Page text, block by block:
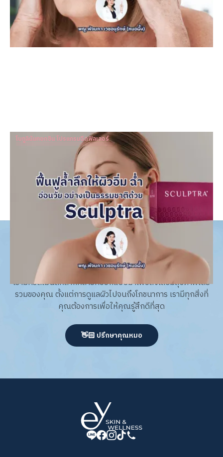
โบทูลินัมทอกซิน โปรแกรมฉีดฟิลเลอร์
ฟื้นฟูล้ำลึกให้ผิวอิ่ม ฉ่ำ อ่อนวัย อย่างเป็นธรรมชาติด้วย
Dr. Patnapa Vejanurug
Jan 11, 2024
acne & acne scar expert
เรามีทรีตเมนต์หลากหลายที่ออกแบบมาเพื่อส่งเสริมสุขภาพโดย
รวมของคุณ ตั้งแต่การดูแลผิวไปจนถึงโภชนาการ เรามีทุกสิ่งที่
คุณต้องการเพื่อให้คุณรู้สึกดีที่สุด
👋🏻 ปรึกษาคุณหมอ